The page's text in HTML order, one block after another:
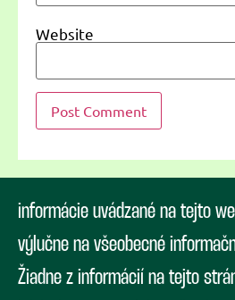
Website
informácie uvádzané na tejto
výlučne na všeobecné
Žiadne z informácií na tejto